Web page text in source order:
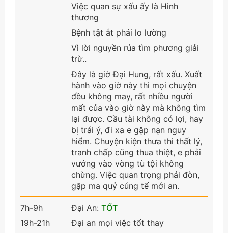
Việc quan sự xấu ấy là Hình
thương
Bệnh tật ắt phải lo lường
Vì lời nguyền rủa tìm phương giải
trừ..
Đây là giờ Đại Hung, rất xấu. Xuất
hành vào giờ này thì mọi chuyện
đều không may, rất nhiều người
mất của vào giờ này mà không tìm
lại được. Cầu tài không có lợi, hay
bị trái ý, đi xa e gặp nạn nguy
hiểm. Chuyện kiện thưa thì thất lý,
tranh chấp cũng thua thiệt, e phải
vướng vào vòng tù tội không
chừng. Việc quan trọng phải đòn,
gặp ma quỷ cúng tế mới an.
7h-9h
19h-21h
Đại An: TỐT
Đại an mọi việc tốt thay